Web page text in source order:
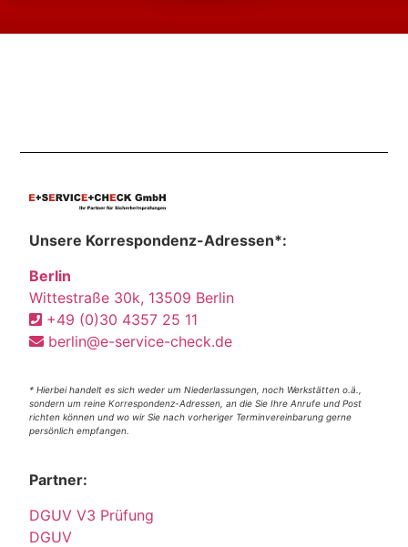
Unsere Korrespondenz-Adressen*:
Berlin
Wittestraße 30k, 13509 Berlin
+49 (0)30 4357 25 11
berlin@e-service-check.de
* Hierbei handelt es sich weder um Niederlassungen, noch Werkstätten o.ä.,
sondern um reine Korrespondenz-Adressen, an die Sie Ihre Anrufe und Post
richten können und wo wir Sie nach vorheriger Terminvereinbarung gerne
persönlich empfangen.
Partner:
DGUV V3 Prüfung
DGUV